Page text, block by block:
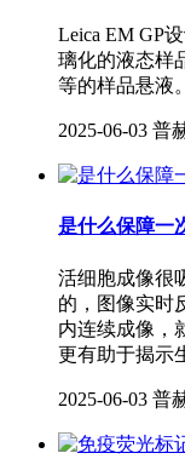
Leica EM GP
璃化的液态样
等的样品悬液。
2025-06-03 普
是什么保障一
活细胞成像很
的，图像实时
内连续成像，
更有助于揭示
2025-06-03 普